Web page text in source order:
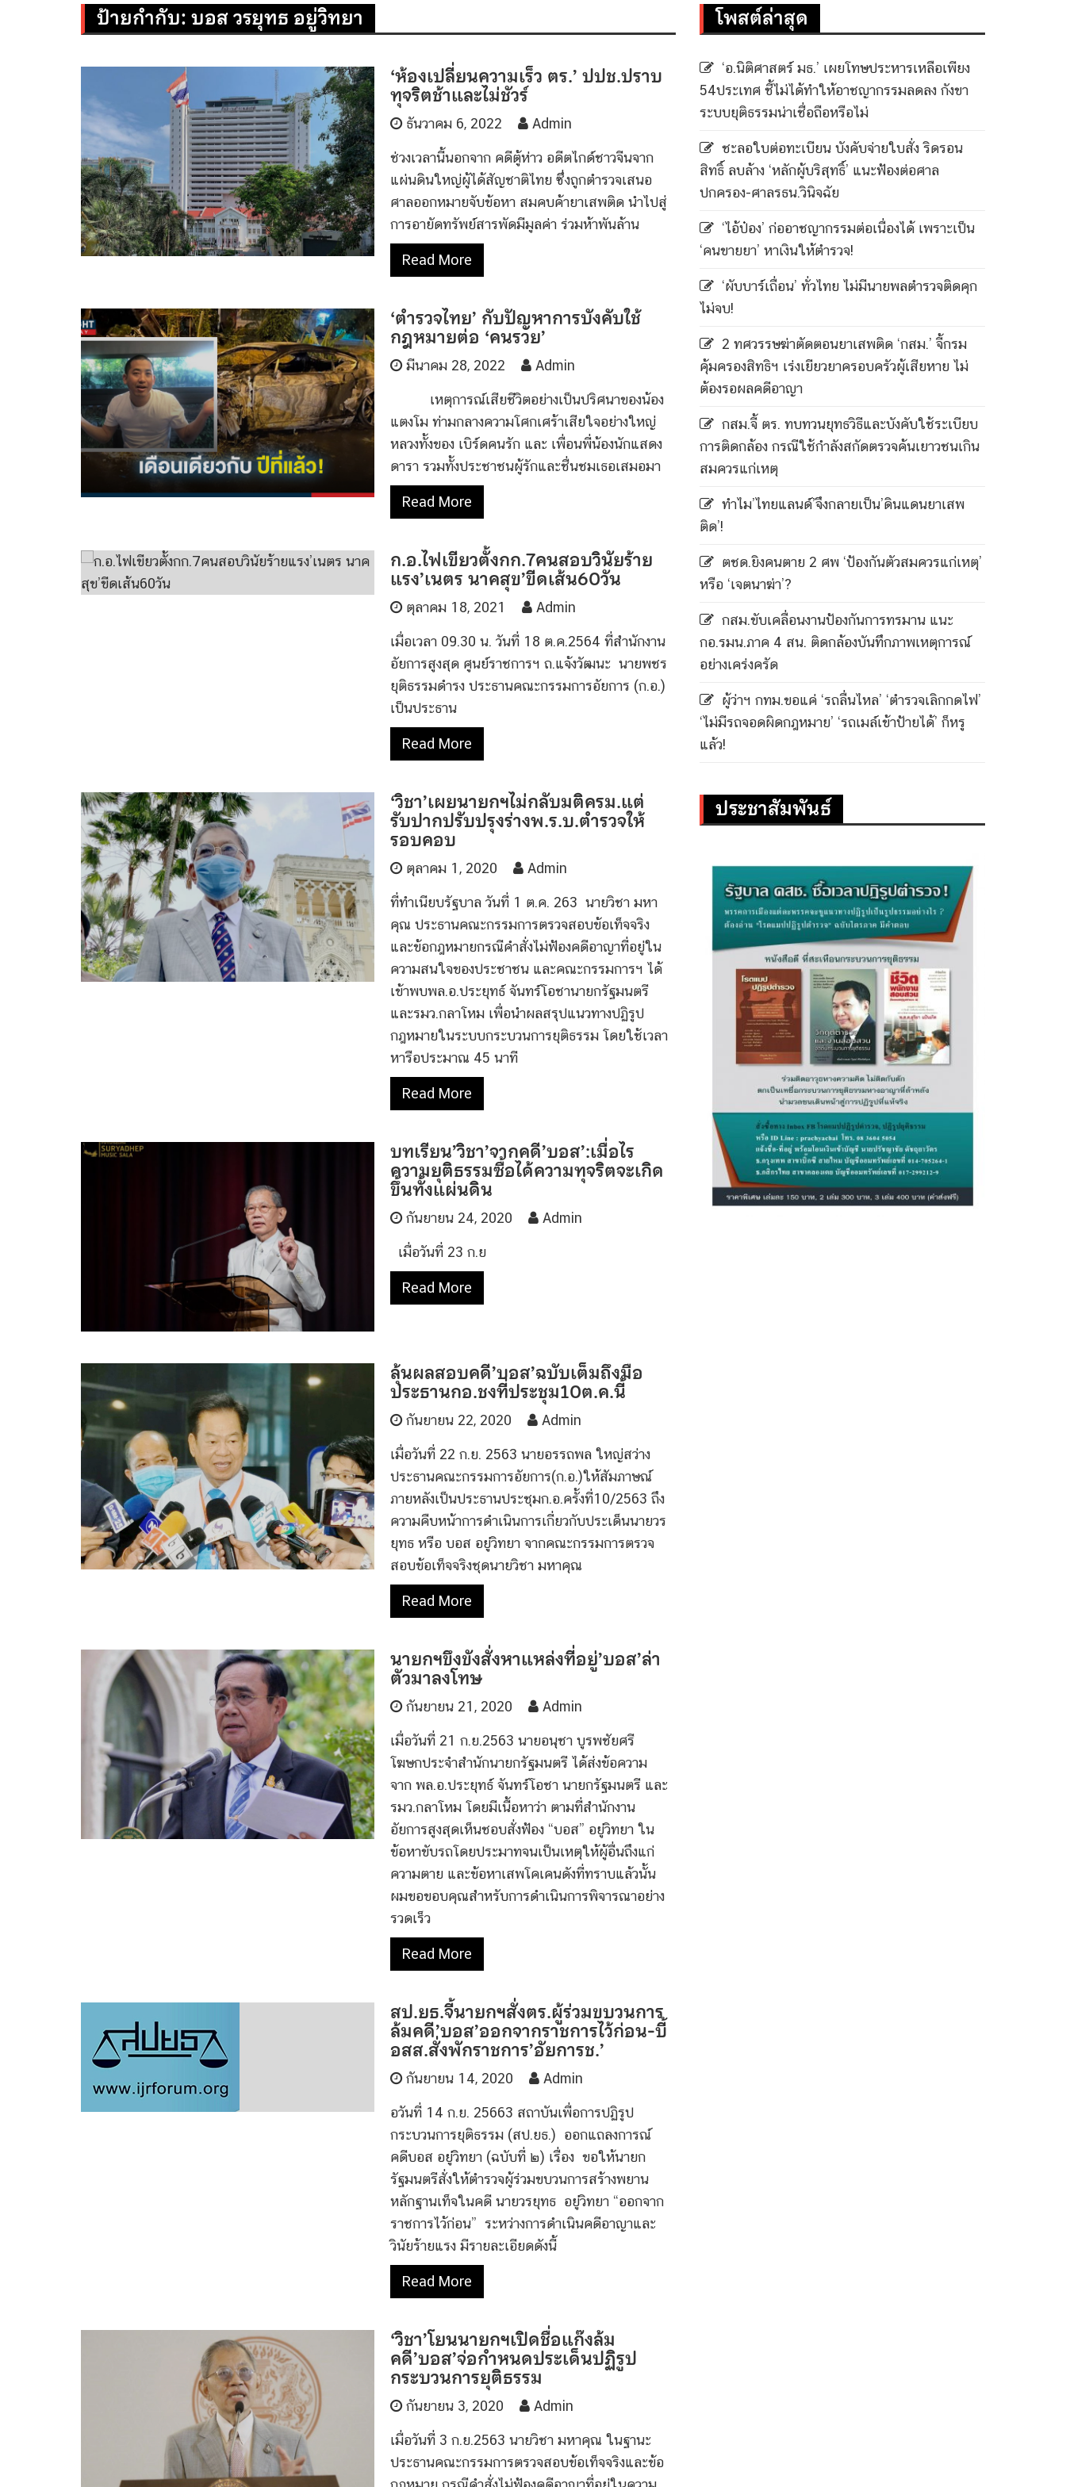
ป้ายกำกับ:บอส วรยุทธ อยู่วิทยา
‘ห้องเปลี่ยนความเร็ว ตร.’ ปปช.ปราบ
ทุจริตช้าและไม่ชัวร์
ธันวาคม 6, 2022 Admin
ช่วงเวลานี้นอกจาก คดีตู้ห่าว อดีตไกด์ชาวจีนจาก
แผ่นดินใหญ่ผู้ได้สัญชาติไทย ซึ่งถูกตำรวจเสนอ
ศาลออกหมายจับข้อหา สมคบค้ายาเสพติด นำไปสู่
การอายัดทรัพย์สารพัดมีมูลค่า ร่วมห้าพันล้าน
Read More
‘ตำรวจไทย’ กับปัญหาการบังคับใช้
กฎหมายต่อ ‘คนรวย’
มีนาคม 28, 2022 Admin
เหตุการณ์เสียชีวิตอย่างเป็นปริศนาของน้อง
แตงโม ท่ามกลางความโศกเศร้าเสียใจอย่างใหญ่
หลวงทั้งของ เบิร์ดคนรัก และ เพื่อนพี่น้องนักแสดง
ดารา รวมทั้งประชาชนผู้รักและชื่นชมเธอเสมอมา
Read More
ก.อ.ไฟเขียวตั้งกก.7คนสอบวินัยร้าย
แรง’เนตร นาคสุข’ขีดเส้น60วัน
ตุลาคม 18, 2021 Admin
เมื่อเวลา 09.30 น. วันที่ 18 ต.ค.2564 ที่สำนักงาน
อัยการสูงสุด ศูนย์ราชการฯ ถ.แจ้งวัฒนะ นายพชร
ยุติธรรมดำรง ประธานคณะกรรมการอัยการ (ก.อ.)
เป็นประธาน
Read More
‘วิชา’เผยนายกฯไม่กลับมติครม.แต่
รับปากปรับปรุงร่างพ.ร.บ.ตำรวจให้
รอบคอบ
ตุลาคม 1, 2020 Admin
ที่ทำเนียบรัฐบาล วันที่ 1 ต.ค. 263 นายวิชา มหา
คุณ ประธานคณะกรรมการตรวจสอบข้อเท็จจริง
และข้อกฎหมายกรณีคำสั่งไม่ฟ้องคดีอาญาที่อยู่ใน
ความสนใจของประชาชน และคณะกรรมการฯ ได้
เข้าพบพล.อ.ประยุทธ์ จันทร์โอชานายกรัฐมนตรี
และรมว.กลาโหม เพื่อนำผลสรุปแนวทางปฏิรูป
กฎหมายในระบบกระบวนการยุติธรรม โดยใช้เวลา
หารือประมาณ 45 นาที
Read More
บทเรียน’วิชา’จากคดี’บอส’:เมื่อไร
ความยุติธรรมซื้อได้ความทุจริตจะเกิด
ขึ้นทั้งแผ่นดิน
กันยายน 24, 2020 Admin
เมื่อวันที่ 23 ก.ย
Read More
ลุ้นผลสอบคดี’บอส’ฉบับเต็มถึงมือ
ประธานกอ.ชงที่ประชุม10ต.ค.นี้
กันยายน 22, 2020 Admin
เมื่อวันที่ 22 ก.ย. 2563 นายอรรถพล ใหญ่สว่าง
ประธานคณะกรรมการอัยการ(ก.อ.)ให้สัมภาษณ์
ภายหลังเป็นประธานประชุมก.อ.ครั้งที่10/2563 ถึง
ความคืบหน้าการดำเนินการเกี่ยวกับประเด็นนายวร
ยุทธ หรือ บอส อยู่วิทยา จากคณะกรรมการตรวจ
สอบข้อเท็จจริงชุดนายวิชา มหาคุณ
Read More
นายกฯขึงขังสั่งหาแหล่งที่อยู่’บอส’ล่า
ตัวมาลงโทษ
กันยายน 21, 2020 Admin
เมื่อวันที่ 21 ก.ย.2563 นายอนุชา​ บูรพชัยศรี​
โฆษกประจำสำนักนายกรัฐมนตรี​ ได้ส่งข้อความ
จาก​ พล.อ.ประยุทธ์​ จันทร์โอชา​ นายกรัฐมนตรี​ และ
รมว.กลาโหม โดยมีเนื้อหาว่า​ ตามที่สำนักงาน
อัยการสูงสุดเห็นชอบสั่งฟ้อง “บอส” อยู่วิทยา ใน
ข้อหาขับรถโดยประมาทจนเป็นเหตุให้ผู้อื่นถึงแก่
ความตาย และข้อหาเสพโคเคนดังที่ทราบแล้วนั้น
ผมขอขอบคุณสำหรับการดำเนินการพิจารณาอย่าง
รวดเร็ว
Read More
สป.ยธ.จี้นายกฯสั่งตร.ผู้ร่วมขบวนการ
ล้มคดี’บอส’ออกจากราชการไว้ก่อน-บี้
อสส.สั่งพักราชการ’อัยการช.’
กันยายน 14, 2020 Admin
อวันที่ 14 ก.ย. 25663 สถาบันเพื่อการปฏิรูป
กระบวนการยุติธรรม (สป.ยธ.) ออกแถลงการณ์
คดีบอส อยู่วิทยา (ฉบับที่ ๒) เรื่อง ขอให้นายก
รัฐมนตรีสั่งให้ตำรวจผู้ร่วมขบวนการสร้างพยาน
หลักฐานเท็จในคดี นายวรยุทธ อยู่วิทยา “ออกจาก
ราชการไว้ก่อน” ระหว่างการดำเนินคดีอาญาและ
วินัยร้ายแรง มีรายละเอียดดังนี้
Read More
‘วิชา’โยนนายกฯเปิดชื่อแก๊งล้ม
คดี’บอส’จ่อกำหนดประเด็นปฏิรูป
กระบวนการยุติธรรม
กันยายน 3, 2020 Admin
เมื่อวันที่ 3 ก.ย.2563 นายวิชา มหาคุณ ในฐานะ
ประธานคณะกรรมการตรวจสอบข้อเท็จจริงและข้อ
โพสต์ล่าสุด
‘อ.นิติศาสตร์ มธ.’ เผยโทษประหารเหลือเพียง
54ประเทศ ชี้ไม่ได้ทำให้อาชญากรรมลดลง กังขา
ระบบยุติธรรมน่าเชื่อถือหรือไม่
ชะลอใบต่อทะเบียน บังคับจ่ายใบสั่ง ริดรอน
สิทธิ์ ลบล้าง ‘หลักผู้บริสุทธิ์’ แนะฟ้องต่อศาล
ปกครอง-ศาลรธน.วินิจฉัย
‘ไอ้ป๋อง’ ก่ออาชญากรรมต่อเนื่องได้ เพราะเป็น
‘คนขายยา’ หาเงินให้ตำรวจ!
‘ผับบาร์เถื่อน’ ทั่วไทย ไม่มีนายพลตำรวจติดคุก
ไม่จบ!
2 ทศวรรษฆ่าตัดตอนยาเสพติด ‘กสม.’ จี้กรม
คุ้มครองสิทธิฯ เร่งเยียวยาครอบครัวผู้เสียหาย ไม่
ต้องรอผลคดีอาญา
กสม.จี้ ตร. ทบทวนยุทธวิธีและบังคับใช้ระเบียบ
การติดกล้อง กรณีใช้กำลังสกัดตรวจค้นเยาวชนเกิน
สมควรแก่เหตุ
ทำไม’ไทยแลนด์’จึงกลายเป็น’ดินแดนยาเสพ
ติด’!
ตชด.ยิงคนตาย 2 ศพ ‘ป้องกันตัวสมควรแก่เหตุ’
หรือ ‘เจตนาฆ่า’?
กสม.ขับเคลื่อนงานป้องกันการทรมาน แนะ
กอ.รมน.ภาค 4 สน. ติดกล้องบันทึกภาพเหตุการณ์
อย่างเคร่งครัด
ผู้ว่าฯ กทม.ขอแค่ ‘รถลื่นไหล’ ‘ตำรวจเลิกกดไฟ’
‘ไม่มีรถจอดผิดกฎหมาย’ ‘รถเมล์เข้าป้ายได้’ ก็หรู
แล้ว!
ประชาสัมพันธ์